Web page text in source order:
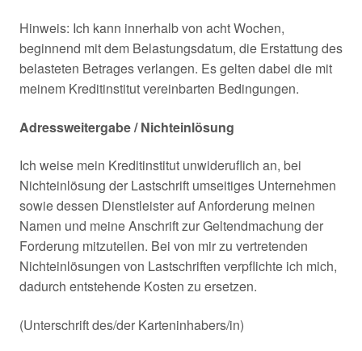
Hinweis: Ich kann innerhalb von acht Wochen,
beginnend mit dem Belastungsdatum, die Erstattung des
belasteten Betrages verlangen. Es gelten dabei die mit
meinem Kreditinstitut vereinbarten Bedingungen.
Adressweitergabe / Nichteinlösung
Ich weise mein Kreditinstitut unwideruflich an, bei
Nichteinlösung der Lastschrift umseitiges Unternehmen
sowie dessen Dienstleister auf Anforderung meinen
Namen und meine Anschrift zur Geltendmachung der
Forderung mitzuteilen. Bei von mir zu vertretenden
Nichteinlösungen von Lastschriften verpflichte ich mich,
dadurch entstehende Kosten zu ersetzen.
(Unterschrift des/der Karteninhabers/in)